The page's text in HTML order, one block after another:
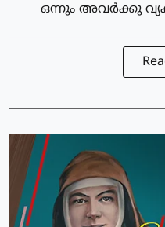
ഒന്നും അവര്‍ക്കു